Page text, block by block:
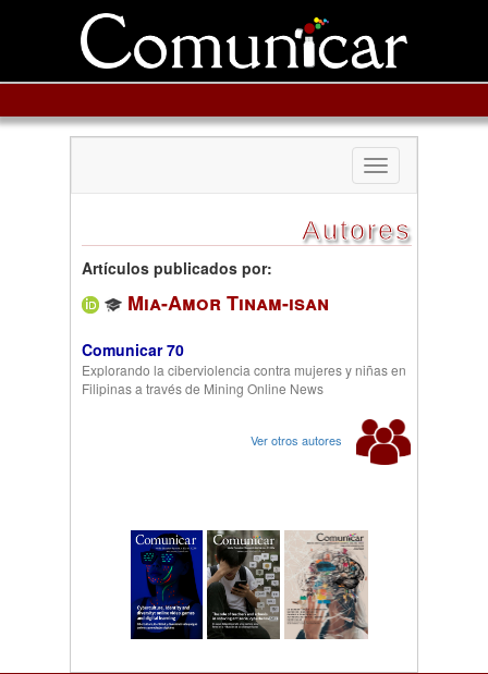
Toggle
navigation
Autores
Artículos publicados por:
Mia-Amor Tinam-isan
Comunicar 70
Explorando la ciberviolencia contra mujeres y niñas en
Filipinas a través de Mining Online News
Ver otros autores